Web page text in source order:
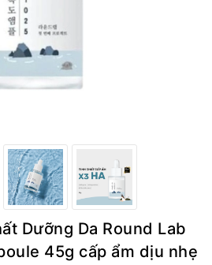
Dưỡng Da Round Lab
45g cấp ẩm dịu nhẹ